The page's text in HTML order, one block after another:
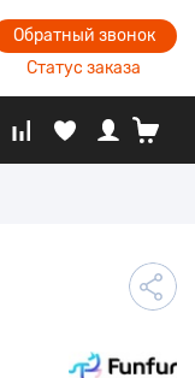
Обратный звонок
Статус заказа